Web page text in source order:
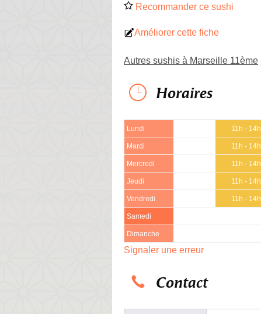
Recommander ce sushi
Améliorer cette fiche
Autres sushis à Marseille 11ème
Horaires
Lundi 11h - 14h
Mardi 11h - 14h
Mercredi 11h - 14h
Jeudi 11h - 14h
Vendredi 11h - 14h
Samedi
Dimanche
Signaler une erreur
Contact